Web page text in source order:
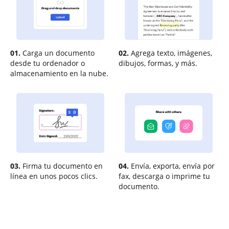
01. Carga un documento
desde tu ordenador o
almacenamiento en la nube.
02. Agrega texto, imágenes,
dibujos, formas, y más.
03. Firma tu documento en
línea en unos pocos clics.
04. Envía, exporta, envía por
fax, descarga o imprime tu
documento.